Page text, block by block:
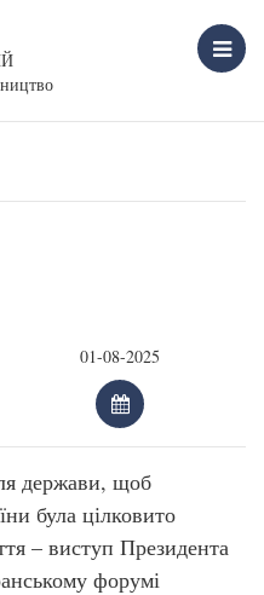
держави, щоб
була цілковито
– виступ Президента
форумі